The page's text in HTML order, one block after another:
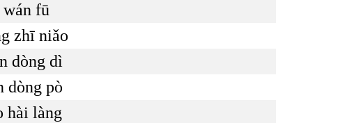
fū
zhī niǎo
dòng dì
dòng pò
hài làng